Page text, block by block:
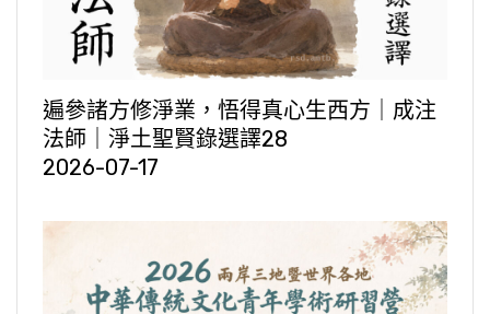
遍參諸方修淨業，悟得真心生西方｜成注
法師｜淨土聖賢錄選譯28
2026-07-17